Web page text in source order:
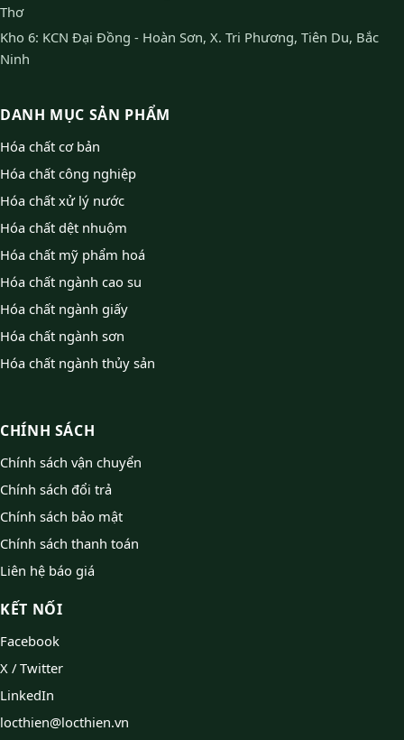
Thơ
Kho 6: KCN Đại Đồng - Hoàn Sơn, X. Tri Phương, Tiên Du, Bắc
Ninh
DANH MỤC SẢN PHẨM
Hóa chất cơ bản
Hóa chất công nghiệp
Hóa chất xử lý nước
Hóa chất dệt nhuộm
Hóa chất mỹ phẩm hoá
Hóa chất ngành cao su
Hóa chất ngành giấy
Hóa chất ngành sơn
Hóa chất ngành thủy sản
CHÍNH SÁCH
Chính sách vận chuyển
Chính sách đổi trả
Chính sách bảo mật
Chính sách thanh toán
Liên hệ báo giá
KẾT NỐI
Facebook
X / Twitter
LinkedIn
locthien@locthien.vn